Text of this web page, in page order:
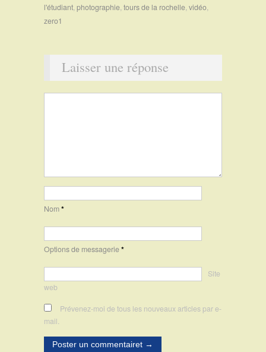
l'étudiant,photographie,tours de la rochelle,vidéo,
zero1
Laisser une réponse
Nom*
Options de messagerie*
Site
web
Prévenez-moi de tous les nouveaux articles par e-
mail.